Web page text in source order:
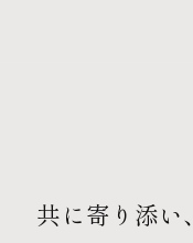
共に寄り添い、